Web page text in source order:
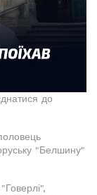
до
"Белшину"